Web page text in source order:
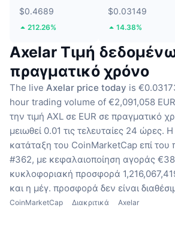
$0.4689
212.26%
$0.03149
14.38%
Axelar Τιμή
πραγματικό χρόνο
The live Axelar price today is
hour trading volume of €2,091,058
την τιμή AXL σε EUR σε πραγματικό
μειωθεί 0.01 τις τελευταίες 24 ώρες. Η
κατάταξη του CoinMarketCap επί του
#362, με κεφαλαιοποίηση αγοράς
κυκλοφοριακή προσφορά
και η μέγ. προσφορά δεν είναι
CoinMarketCap Διακριτικά Axelar